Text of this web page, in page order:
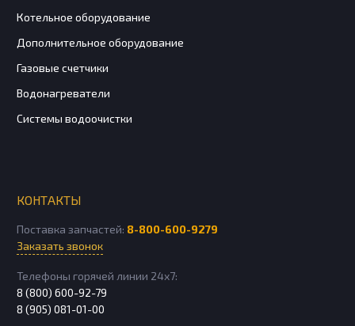
Котельное оборудование
Дополнительное оборудование
Газовые счетчики
Водонагреватели
Системы водоочистки
КОНТАКТЫ
Поставка запчастей: 8-800-600-9279
Заказать звонок
Телефоны горячей линии 24х7:
8 (800) 600-92-79
8 (905) 081-01-00